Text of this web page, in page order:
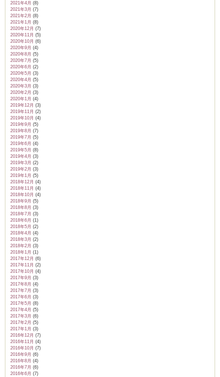
2021年4月 (8)
2021年3月 (7)
2021年2月 (8)
2021年1月 (8)
2020年12月 (7)
2020年11月 (5)
2020年10月 (6)
2020年9月 (4)
2020年8月 (5)
2020年7月 (5)
2020年6月 (2)
2020年5月 (3)
2020年4月 (5)
2020年3月 (3)
2020年2月 (3)
2020年1月 (4)
2019年12月 (3)
2019年11月 (2)
2019年10月 (4)
2019年9月 (5)
2019年8月 (7)
2019年7月 (5)
2019年6月 (4)
2019年5月 (8)
2019年4月 (3)
2019年3月 (2)
2019年2月 (3)
2019年1月 (5)
2018年12月 (4)
2018年11月 (4)
2018年10月 (4)
2018年9月 (5)
2018年8月 (3)
2018年7月 (3)
2018年6月 (1)
2018年5月 (2)
2018年4月 (4)
2018年3月 (2)
2018年2月 (3)
2018年1月 (1)
2017年12月 (6)
2017年11月 (2)
2017年10月 (4)
2017年9月 (3)
2017年8月 (4)
2017年7月 (3)
2017年6月 (3)
2017年5月 (8)
2017年4月 (5)
2017年3月 (6)
2017年2月 (5)
2017年1月 (3)
2016年12月 (7)
2016年11月 (4)
2016年10月 (7)
2016年9月 (6)
2016年8月 (4)
2016年7月 (6)
2016年6月 (7)